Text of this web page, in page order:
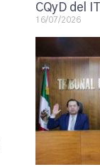
CQyD del
16/07/2026